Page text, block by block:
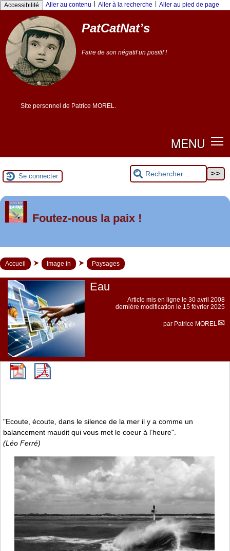
Accessibilité Aller au contenu Aller à la recherche Aller au pied de page
PatCatNat’s
Faire de son négatif un positif !
Site personnel de Patrice MOREL.
MENU
Se connecter
1ermai 2026 à Saint-Nazaire
Foutez-nous la paix !
Accueil Image in Paysages
Eau
Article mis en ligne le 30 avril 2008
dernière modification le 15 février 2025
par Patrice MOREL
"Ecoute, écoute, dans le silence de la mer il y a comme un
balancement maudit qui vous met le coeur à l’heure".
(Léo Ferré)